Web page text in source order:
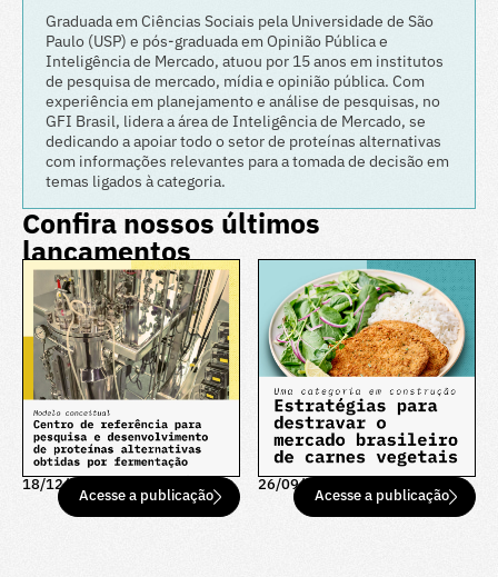
Graduada em Ciências Sociais pela Universidade de São
Paulo (USP) e pós-graduada em Opinião Pública e
Inteligência de Mercado, atuou por 15 anos em institutos
de pesquisa de mercado, mídia e opinião pública. Com
experiência em planejamento e análise de pesquisas, no
GFI Brasil, lidera a área de Inteligência de Mercado, se
dedicando a apoiar todo o setor de proteínas alternativas
com informações relevantes para a tomada de decisão em
temas ligados à categoria.
Confira nossos últimos
lançamentos
18/12/25
Acesse a publicação
26/09/25
Acesse a publicação